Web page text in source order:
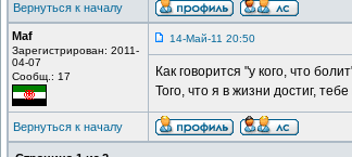
Вернуться к началу
Maf
Зарегистрирован: 2011-
04-07
Сообщ.: 17
14-Май-11 20:50
Как говорится "у кого, что
Того, что я в жизни достиг,
Вернуться к началу